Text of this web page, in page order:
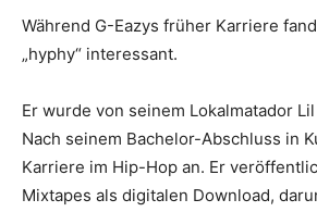
Während G-Eazys früher Karriere
„hyphy“ interessant.
Er wurde von seinem Lokalmatador
Nach seinem Bachelor-Abschluss in
Karriere im Hip-Hop an. Er
Mixtapes als digitalen Download,